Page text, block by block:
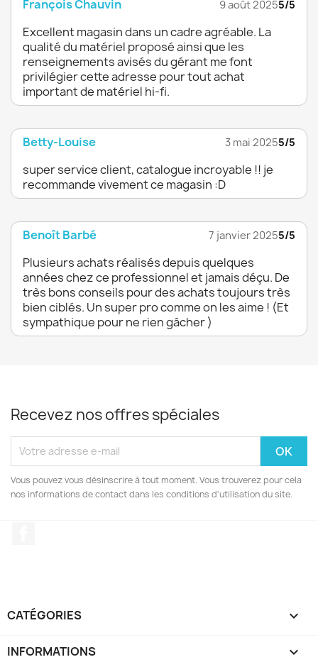
François Chauvin 9 août 20255/5
Excellent magasin dans un cadre agréable. La
qualité du matériel proposé ainsi que les
renseignements avisés du gérant me font
privilégier cette adresse pour tout achat
important de matériel hi-fi.
Betty-Louise 3 mai 20255/5
super service client, catalogue incroyable !! je
recommande vivement ce magasin :D
Benoît Barbé 7 janvier 20255/5
Plusieurs achats réalisés depuis quelques
années chez ce professionnel et jamais déçu. De
très bons conseils pour des achats toujours très
bien ciblés. Un super pro comme on les aime ! (Et
sympathique pour ne rien gâcher )
Recevez nos offres spéciales
Vous pouvez vous désinscrire à tout moment. Vous trouverez pour cela
nos informations de contact dans les conditions d'utilisation du site.
CATÉGORIES 
INFORMATIONS 